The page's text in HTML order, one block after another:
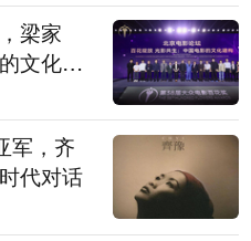
梁家
文化建
军，齐
代对话